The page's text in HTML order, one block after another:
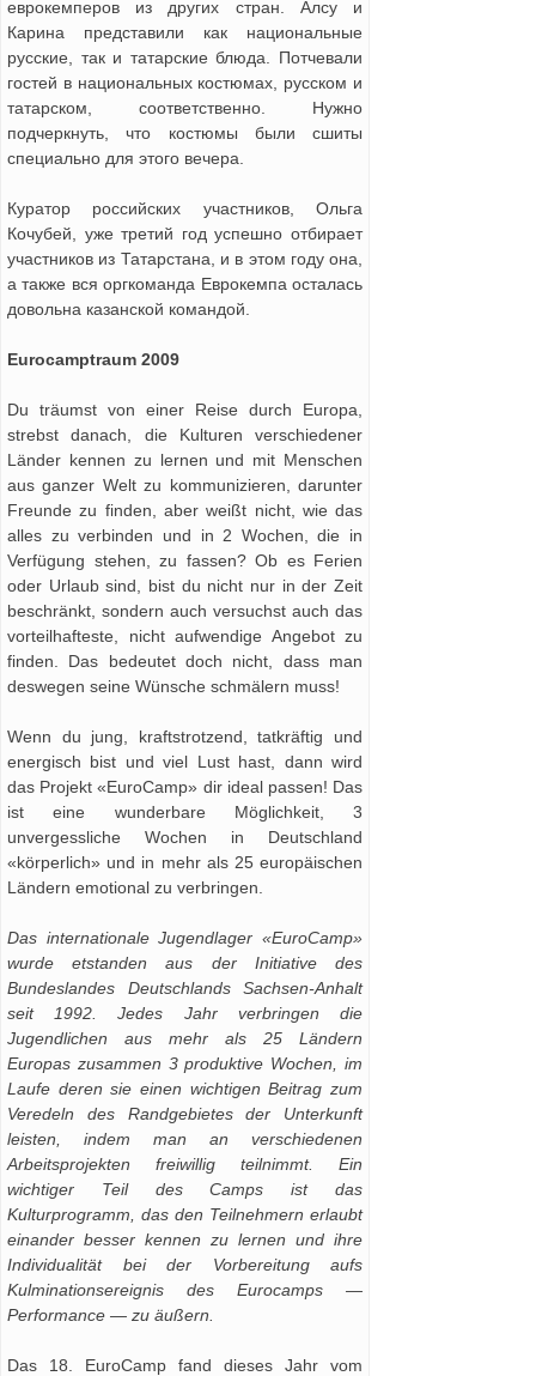
еврокемперов из других стран. Алсу и
Карина представили как национальные
русские, так и татарские блюда. Потчeвали
гостей в национальных костюмах, русском и
татарском, соответственно. Нужно
подчеркнуть, что костюмы были сшиты
специально для этого вечера.
Куратор российских участников, Ольга
Кочубей, уже третий год успешно отбирает
участников из Татарстана, и в этом году она,
а также вся оргкоманда Еврокемпа осталась
довольна казанской командой.
Eurocamptraum 2009
Du träumst von einer Reise durch Europa,
strebst danach, die Kulturen verschiedener
Länder kennen zu lernen und mit Menschen
aus ganzer Welt zu kommunizieren, darunter
Freunde zu finden, aber weißt nicht, wie das
alles zu verbinden und in 2 Wochen, die in
Verfügung stehen, zu fassen? Ob es Ferien
oder Urlaub sind, bist du nicht nur in der Zeit
beschränkt, sondern auch versuchst auch das
vorteilhafteste, nicht aufwendige Angebot zu
finden. Das bedeutet doch nicht, dass man
deswegen seine Wünsche schmälern muss!
Wenn du jung, kraftstrotzend, tatkräftig und
energisch bist und viel Lust hast, dann wird
das Projekt «EuroCamp» dir ideal passen! Das
ist eine wunderbare Möglichkeit, 3
unvergessliche Wochen in Deutschland
«körperlich» und in mehr als 25 europäischen
Ländern emotional zu verbringen.
Das internationale Jugendlager «EuroCamp»
wurde etstanden aus der Initiative des
Bundeslandes Deutschlands Sachsen-Anhalt
seit 1992. Jedes Jahr verbringen die
Jugendlichen aus mehr als 25 Ländern
Europas zusammen 3 produktive Wochen, im
Laufe deren sie einen wichtigen Beitrag zum
Veredeln des Randgebietes der Unterkunft
leisten, indem man an verschiedenen
Arbeitsprojekten freiwillig teilnimmt. Ein
wichtiger Teil des Camps ist das
Kulturprogramm, das den Teilnehmern erlaubt
einander besser kennen zu lernen und ihre
Individualität bei der Vorbereitung aufs
Kulminationsereignis des Eurocamps —
Performance — zu äußern.
Das 18. EuroCamp fand dieses Jahr vom